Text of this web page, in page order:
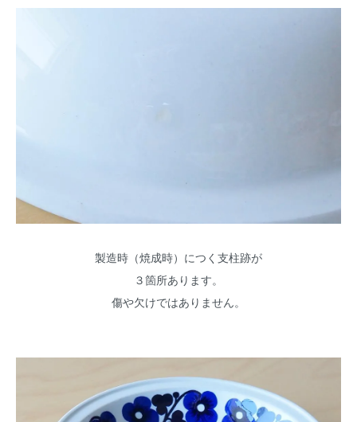
製造時（焼成時）につく支柱跡が
３箇所あります。
傷や欠けではありません。